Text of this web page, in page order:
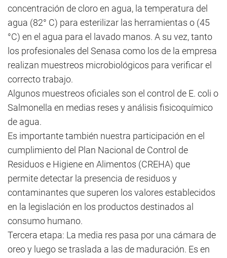
concentración de cloro en agua, la temperatura del
agua (82° C) para esterilizar las herramientas o (45
°C) en el agua para el lavado manos. A su vez, tanto
los profesionales del Senasa como los de la empresa
realizan muestreos microbiológicos para verificar el
correcto trabajo.
Algunos muestreos oficiales son el control de E. coli o
Salmonella en medias reses y análisis fisicoquímico
de agua.
Es importante también nuestra participación en el
cumplimiento del Plan Nacional de Control de
Residuos e Higiene en Alimentos (CREHA) que
permite detectar la presencia de residuos y
contaminantes que superen los valores establecidos
en la legislación en los productos destinados al
consumo humano.
Tercera etapa: La media res pasa por una cámara de
oreo y luego se traslada a las de maduración. Es en